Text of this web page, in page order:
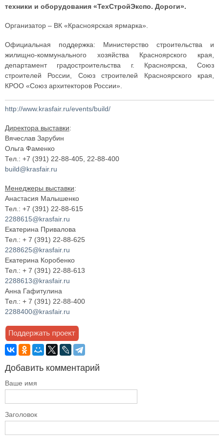
техники и оборудования «ТехСтройЭкспо. Дороги».
Организатор – ВК «Красноярская ярмарка».
Официальная поддержка: Министерство строительства и
жилищно-коммунального хозяйства Красноярского края,
департамент градостроительства г. Красноярска, Союз
строителей России, Союз строителей Красноярского края,
КРОО «Союз архитекторов России».
http://www.krasfair.ru/events/build/
Директора выставки:
Вячеслав Зарубин
Ольга Фаменко
Тел.: +7 (391) 22-88-405, 22-88-400
build@krasfair.ru
Менеджеры выставки:
Анастасия Малышенко
Тел.: +7 (391) 22-88-615
2288615@krasfair.ru
Екатерина Привалова
Тел.: + 7 (391) 22-88-625
2288625@krasfair.ru
Екатерина Коробенко
Тел.: + 7 (391) 22-88-613
2288613@krasfair.ru
Анна Гафитулина
Тел.: + 7 (391) 22-88-400
2288400@krasfair.ru
Добавить комментарий
Ваше имя
Заголовок